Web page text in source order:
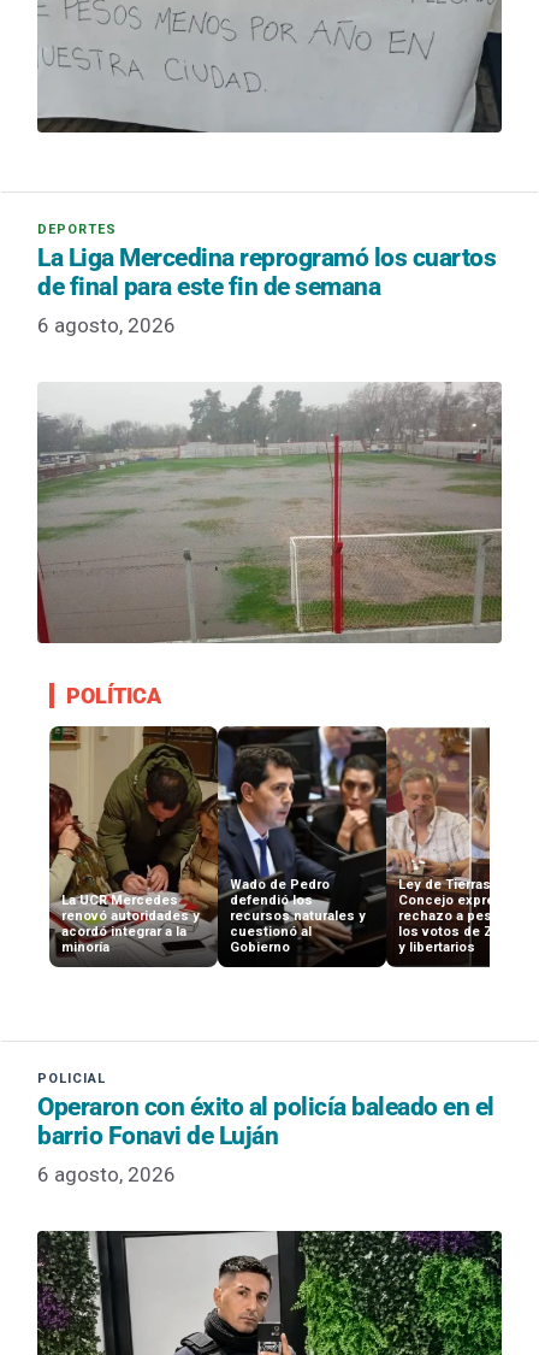
La Liga Mercedina reprogramó los cuartos
de final para este fin de semana
6 agosto, 2026
POLÍTICA
La UCR Mercedes
renovó autoridades y
acordó integrar a la
minoría
Wado de Pedro
defendió los
recursos naturales y
cuestionó al
Gobierno
Ley de Tierras: el
Concejo expresó su
rechazo a pesar de
los votos de
y libertarios
Operaron con éxito al policía baleado en el
barrio Fonavi de Luján
6 agosto, 2026